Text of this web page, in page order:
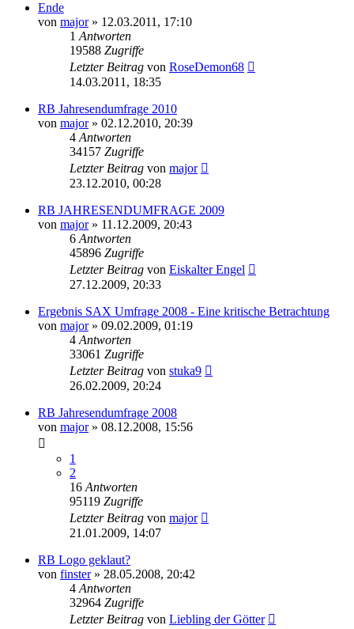
Ende
von major» 12.03.2011, 17:10
1Antworten
19588 Zugriffe
Letzter Beitrag von RoseDemon68
14.03.2011, 18:35
RB Jahresendumfrage 2010
von major» 02.12.2010, 20:39
4Antworten
34157 Zugriffe
Letzter Beitrag von major
23.12.2010, 00:28
RB JAHRESENDUMFRAGE 2009
von major» 11.12.2009, 20:43
6Antworten
45896 Zugriffe
Letzter Beitrag von Eiskalter Engel
27.12.2009, 20:33
Ergebnis SAX Umfrage 2008 - Eine kritische Betrachtung
von major» 09.02.2009, 01:19
4Antworten
33061 Zugriffe
Letzter Beitrag von stuka9
26.02.2009, 20:24
RB Jahresendumfrage 2008
von major» 08.12.2008, 15:56
1
2
16Antworten
95119 Zugriffe
Letzter Beitrag von major
21.01.2009, 14:07
RB Logo geklaut?
von finster» 28.05.2008, 20:42
4Antworten
32964 Zugriffe
Letzter Beitrag von Liebling der Götter